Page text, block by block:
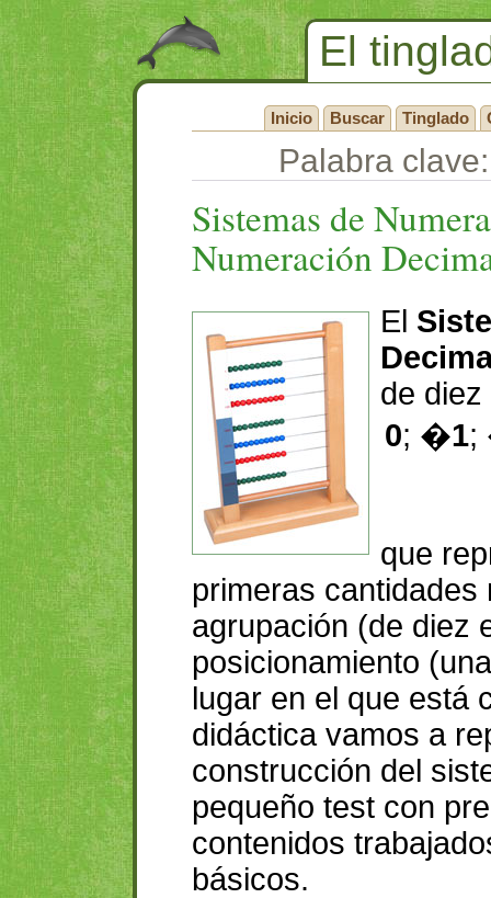
El
Inicio Buscar Tinglado
Palabra
Sistemas de
Numeración
El
de
0; �1;
que
primeras cantidades
agrupación (de diez
posicionamiento
lugar en el que está
didáctica vamos a
construcción del
pequeño test con
contenidos
básicos.